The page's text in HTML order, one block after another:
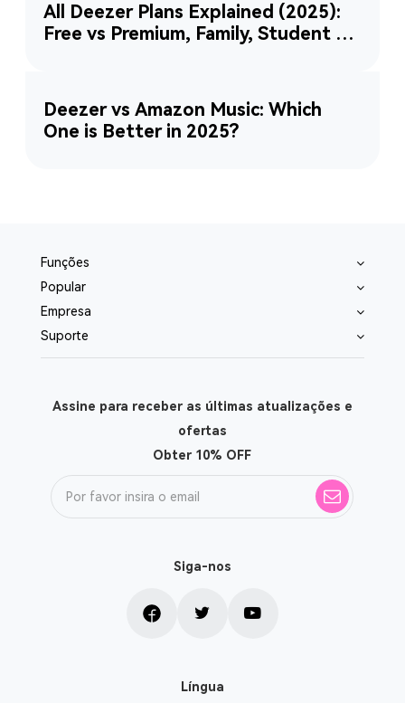
All Deezer Plans Explained (2025):
Free vs Premium, Family, Student &
Deezer vs Amazon Music: Which
One is Better in 2025?
Funções
Popular
Empresa
Suporte
Assine para receber as últimas atualizações e
ofertas
Obter 10% OFF
Siga-nos
Língua